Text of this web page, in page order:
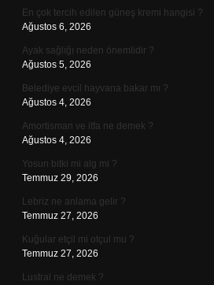
En çok tercih edilen güneş kremi hangisi ?
Ağustos 6, 2026
Ayak sağlığı neden önemlidir ?
Ağustos 5, 2026
Belediye evcil hayvana bakar mı ?
Ağustos 4, 2026
Amortisman ve itfa ne demek ?
Ağustos 4, 2026
Yosun bitki mi alg mi ?
Temmuz 29, 2026
Lebriz ne anlama gelir ?
Temmuz 27, 2026
Kuğular etçil mi otçul mu ?
Temmuz 27, 2026
Lustral ne demek ?